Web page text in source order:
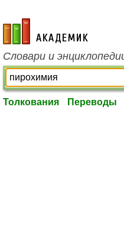
academic.ru
Словари и
Толкования Переводы